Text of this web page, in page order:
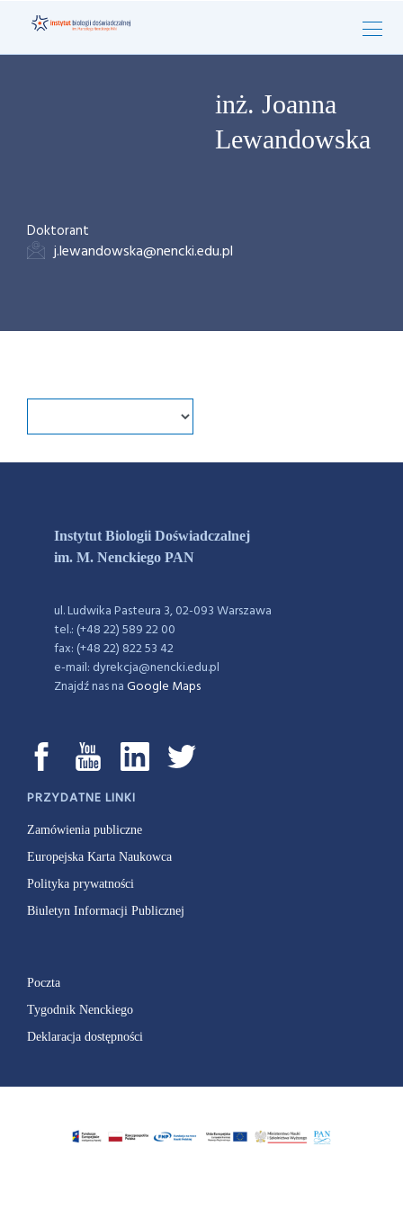
inż. Joanna
Lewandowska
Doktorant
j.lewandowska@nencki.edu.pl
Instytut Biologii Doświadczalnej
im. M. Nenckiego PAN
ul. Ludwika Pasteura 3, 02-093 Warszawa
tel.: (+48 22) 589 22 00
fax: (+48 22) 822 53 42
e-mail: dyrekcja@nencki.edu.pl
Znajdź nas naGoogle Maps
PRZYDATNE LINKI
Zamówienia publiczne
Europejska Karta Naukowca
Polityka prywatności
Biuletyn Informacji Publicznej
Poczta
Tygodnik Nenckiego
Deklaracja dostępności